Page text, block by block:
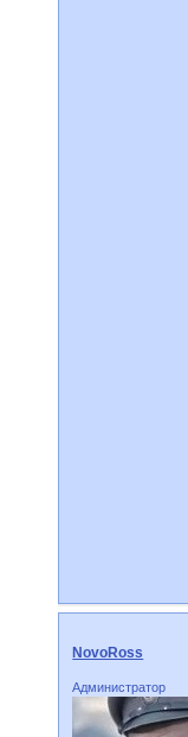
NovoRoss
Администратор